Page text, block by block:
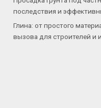
последствия и
Глина: от простого
вызова для строителей и